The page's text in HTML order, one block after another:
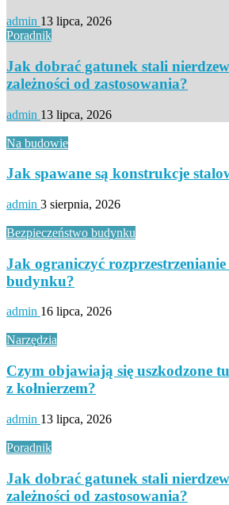
admin 13 lipca, 2026
Poradnik
Jak dobrać gatunek stali
zależności od zastosowania?
admin 13 lipca, 2026
Na budowie
Jak spawane są konstrukcje
admin 3 sierpnia, 2026
Bezpieczeństwo budynku
Jak ograniczyć
budynku?
admin 16 lipca, 2026
Narzędzia
Czym objawiają się uszkodzone
z kołnierzem?
admin 13 lipca, 2026
Poradnik
Jak dobrać gatunek stali
zależności od zastosowania?